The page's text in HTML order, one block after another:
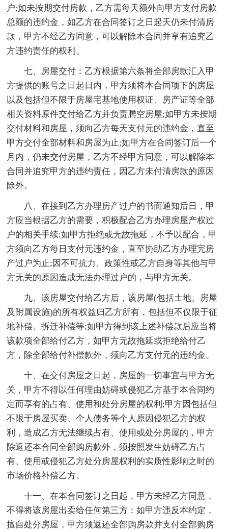
户;如未按期交付房款，乙方需每天额外向甲方支付房款
总额的违约金，如乙方在合同签订之日起天仍未付清房
款，甲方不经乙方同意，可以解除本合同并享有追究乙
方违约责任的权利。
七、房屋交付：乙方根据第六条将全部房款汇入甲
方提供的账号之日起日内，甲方须将本合同项下的房屋
以及包括但不限于房屋宅基地使用权证、房产证等全部
相关资料原件交付给乙方并负责腾空房屋;如甲方未按期
交付材料和房屋，须向乙方每天支付元的违约金，直至
甲方交付全部材料和房屋为止;如甲方在合同签订后一个
月内，仍未交付房屋，乙方不经甲方同意，可以解除本
合同并追究甲方的违约责任，因乙方未付清房款的原因
除外。
八、在接到乙方办理房产过户的书面通知后日，甲
方应当根据乙方的需要，积极配合乙方办理房屋产权过
户的相关手续;如甲方拒绝或无故拖延，不予以配合，甲
方须向乙方每日支付元违约金，直至协助乙方办理完房
产过户为止;因不可抗力、政策性或乙方自身等其他与甲
方无关的原因造成无法办理过户的，与甲方无关。
九、该房屋交付给乙方后，该房屋(包括土地、房屋
及附属设施)的所有权益归乙方所有，包括但不仅限于征
地补偿、拆迁补偿等;如甲方得到该上述补偿款后应当将
该款项全部给付乙方，如甲方无故拖延或拒绝给付乙
方，除全部给付补偿款外，须向乙方支付元的违约金。
十、在交付房屋之日起，房屋的一切事宜与甲方无
关，甲方不得以任何理由妨碍或侵犯乙方基于本合同约
定而享有的占有、使用和处分房屋的权利;甲方因包括但
不限于房屋买卖、个人债务等个人原因侵犯乙方的权
利，造成乙方无法继续占有、使用或处分房屋的，甲方
除返还本合同全部购房款外，须按照发生妨碍乙方占
有、使用或侵犯乙方处分房屋权利的实质性影响之时的
市场价格补偿乙方。
十一、在本合同签订之日起，甲方未经乙方同意，
不得将该房屋出卖给任何第三方：如甲方违反本约定，
擅自处分房屋，甲方须返还全部购房款并支付全部购房